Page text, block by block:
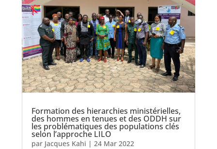
Formation des hierarchies ministérielles,
des hommes en tenues et des ODDH sur
les problématiques des populations clés
selon l’approche LILO
par Jacques Kahi | 24 Mar 2022